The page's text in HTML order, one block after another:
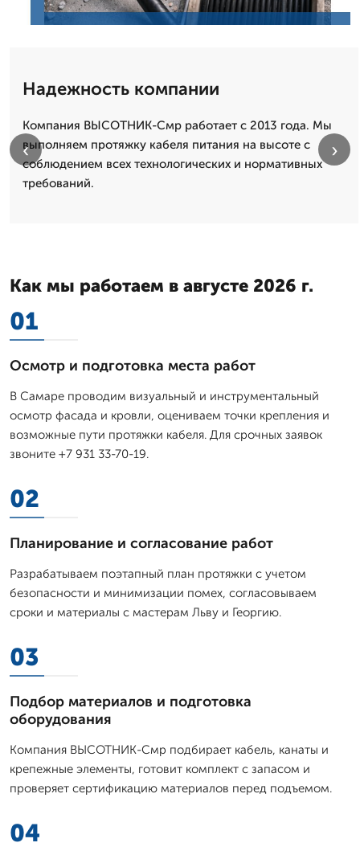
Надежность компании
Компания ВЫСОТНИК-Смр работает с 2013 года. Мы
выполняем протяжку кабеля питания на высоте с
соблюдением всех технологических и нормативных
требований.
‹ ›
Как мы работаем в августе 2026 г.
01
Осмотр и подготовка места работ
В Самаре проводим визуальный и инструментальный
осмотр фасада и кровли, оцениваем точки крепления и
возможные пути протяжки кабеля. Для срочных заявок
звоните +7 931 33-70-19.
02
Планирование и согласование работ
Разрабатываем поэтапный план протяжки с учетом
безопасности и минимизации помех, согласовываем
сроки и материалы с мастерам Льву и Георгию.
03
Подбор материалов и подготовка
оборудования
Компания ВЫСОТНИК-Смр подбирает кабель, канаты и
крепежные элементы, готовит комплект с запасом и
проверяет сертификацию материалов перед подъемом.
04